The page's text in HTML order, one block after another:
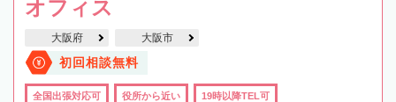
オフィス
大阪府 大阪市
初回相談無料
全国出張対応可 役所から近い 19時以降TEL可